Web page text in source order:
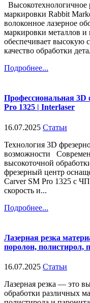
маркировки Rabbit
волоконное лазерное
маркировки металлов
обеспечивает высокую
качество обработки
Подробнее...
Профессиональная 3D
Pro 1325 | Interlaser
16.07.2025 Статьи
Технология 3D
возможности
высокоточной
фрезерный центр
Carver SM Pro 1325 с
скорость и...
Подробнее...
Лазерная резка
поролон, полистирол,
16.07.2025 Статьи
Лазерная резка — это
обработки различных